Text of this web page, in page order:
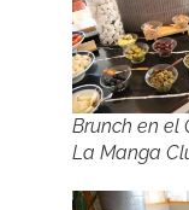
Brunch en el
La Manga